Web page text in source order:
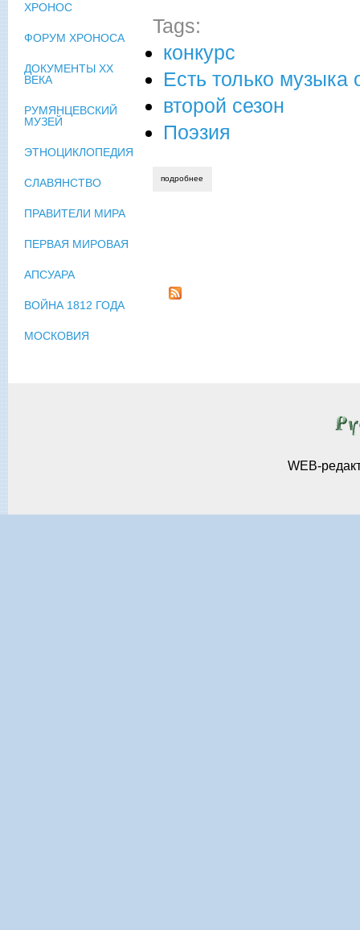
Tags:
конкурс
Есть только музыка
второй сезон
Поэзия
подробнее
ХРОНОС
ФОРУМ ХРОНОСА
ДОКУМЕНТЫ XX
ВЕКА
РУМЯНЦЕВСКИЙ
МУЗЕЙ
ЭТНОЦИКЛОПЕДИЯ
СЛАВЯНСТВО
ПРАВИТЕЛИ МИРА
ПЕРВАЯ МИРОВАЯ
АПСУАРА
ВОЙНА 1812 ГОДА
МОСКОВИЯ
WEB-